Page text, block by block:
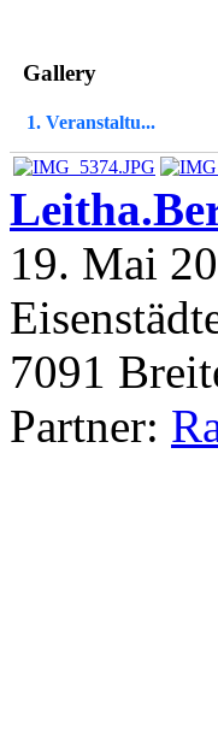
Gallery
1. Veranstaltu...
19. Mai
7091
Partner: